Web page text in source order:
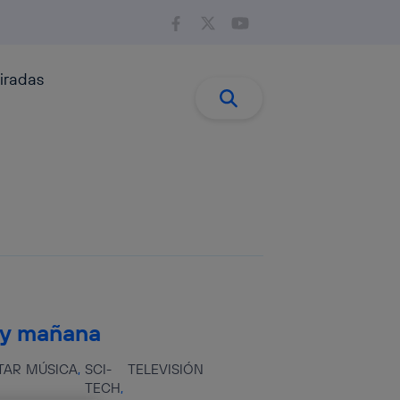
Buscar
MÚSICA SCI-
TECH
TELEVISIÓN
mañana